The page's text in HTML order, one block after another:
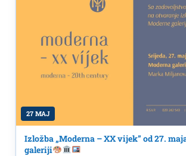
27 MAJ
Izložba „Moderna – XX vijek” od 27.
galeriji